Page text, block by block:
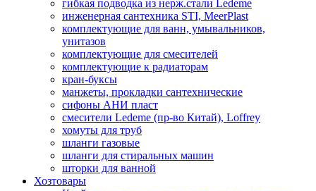
гибкая подводка из нерж.стали Ledeme
инженерная сантехника STI, MeerPlast
комплектующие для ванн, умывальников,
унитазов
комплектующие для смесителей
комплектующие к радиаторам
кран-буксы
манжеты, прокладки сантехнические
сифоны АНИ пласт
смесители Ledeme (пр-во Китай), Loffrey
хомуты для труб
шланги газовые
шланги для стиральных машин
шторки для ванной
Хозтовары